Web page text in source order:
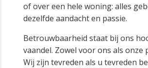
of over een hele woning: alles
dezelfde aandacht en passie.
Betrouwbaarheid staat bij ons
vaandel. Zowel voor ons als onze
Wij zijn tevreden als u tevreden